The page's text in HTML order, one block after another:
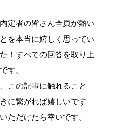
定者の皆さん全員が熱い
を本当に嬉しく思ってい
！すべての回答を取り上
す。
この記事に触れること
に繋がれば嬉しいです
ただけたら幸いです。